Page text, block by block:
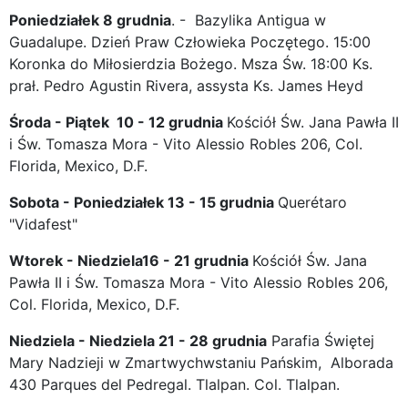
Poniedziałek 8 grudnia. - Bazylika Antigua w
Guadalupe. Dzień Praw Człowieka Poczętego. 15:00
Koronka do Miłosierdzia Bożego. Msza Św. 18:00 Ks.
prał. Pedro Agustin Rivera, assysta Ks. James Heyd
Środa - Piątek 10 - 12 grudnia Kościół Św. Jana Pawła II
i Św. Tomasza Mora - Vito Alessio Robles 206, Col.
Florida, Mexico, D.F.
Sobota - Poniedziałek 13 - 15 grudnia Querétaro
"Vidafest"
Wtorek - Niedziela16 - 21 grudnia Kościół Św. Jana
Pawła II i Św. Tomasza Mora - Vito Alessio Robles 206,
Col. Florida, Mexico, D.F.
Niedziela - Niedziela 21 - 28 grudnia Parafia Świętej
Mary Nadzieji w Zmartwychwstaniu Pańskim, Alborada
430 Parques del Pedregal. Tlalpan. Col. Tlalpan.